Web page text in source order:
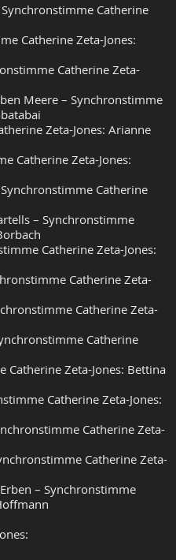
Catherine
Catherine Zeta-Jones:
Catherine Zeta-
Meere – Synchronstimme
Zeta-Jones: Arianne
Catherine Zeta-Jones:
Catherine
– Synchronstimme
Catherine Zeta-Jones:
Catherine Zeta-
Catherine Zeta-
Catherine
Catherine Zeta-Jones: Bettina
Catherine Zeta-Jones:
Catherine Zeta-
Catherine Zeta-
– Synchronstimme